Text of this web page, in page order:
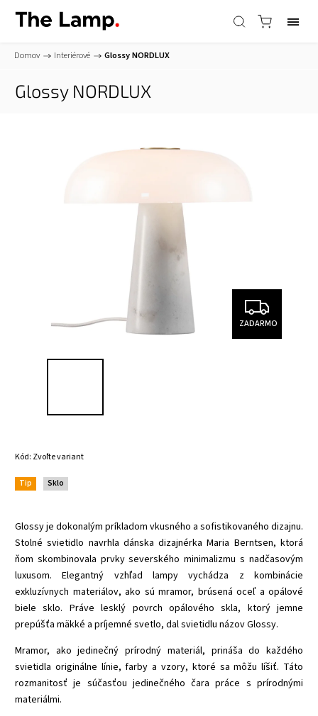
Domov / Interiérové / GlossyNORDLUX
Glossy NORDLUX
ZADARMO
Kód: Zvoľte variant
Tip Sklo
Glossy je dokonalým príkladom vkusného a sofistikovaného dizajnu.
Stolné svietidlo navrhla dánska dizajnérka Maria Berntsen, ktorá
ňom skombinovala prvky severského minimalizmu s nadčasovým
luxusom. Elegantný vzhľad lampy vychádza z kombinácie
exkluzívnych materiálov, ako sú mramor, brúsená oceľ a opálové
biele sklo. Práve lesklý povrch opálového skla, ktorý jemne
prepúšťa mäkké a príjemné svetlo, dal svietidlu názov Glossy.
Mramor, ako jedinečný prírodný materiál, prináša do každého
svietidla originálne línie, farby a vzory, ktoré sa môžu líšiť. Táto
rozmanitosť je súčasťou jedinečného čara práce s prírodnými
materiálmi.